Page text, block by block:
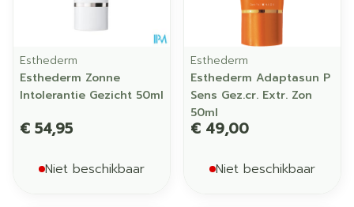
Esthederm
Esthederm Zonne
Intolerantie Gezicht 50ml
€ 54,95
Niet beschikbaar
Esthederm
Esthederm Adaptasun P
Sens Gez.cr. Extr. Zon
50ml
€ 49,00
Niet beschikbaar